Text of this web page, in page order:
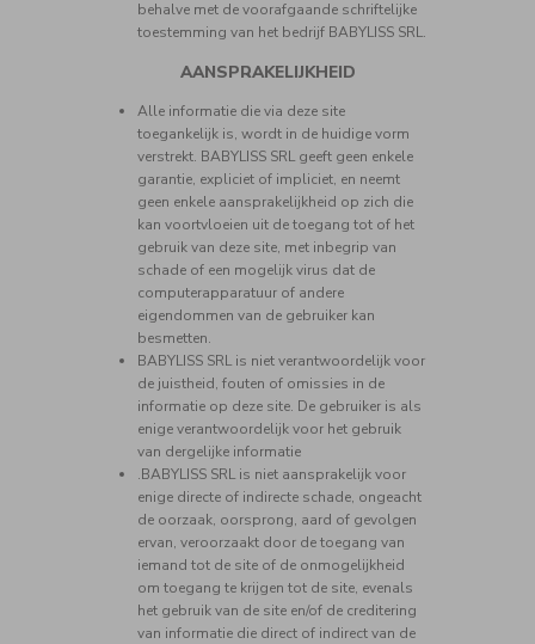
behalve met de voorafgaande schriftelijke
toestemming van het bedrijf BABYLISS SRL.
AANSPRAKELIJKHEID
Alle informatie die via deze site
toegankelijk is, wordt in de huidige vorm
verstrekt. BABYLISS SRL geeft geen enkele
garantie, expliciet of impliciet, en neemt
geen enkele aansprakelijkheid op zich die
kan voortvloeien uit de toegang tot of het
gebruik van deze site, met inbegrip van
schade of een mogelijk virus dat de
computerapparatuur of andere
eigendommen van de gebruiker kan
besmetten.
BABYLISS SRL is niet verantwoordelijk voor
de juistheid, fouten of omissies in de
informatie op deze site. De gebruiker is als
enige verantwoordelijk voor het gebruik
van dergelijke informatie
.BABYLISS SRL is niet aansprakelijk voor
enige directe of indirecte schade, ongeacht
de oorzaak, oorsprong, aard of gevolgen
ervan, veroorzaakt door de toegang van
iemand tot de site of de onmogelijkheid
om toegang te krijgen tot de site, evenals
het gebruik van de site en/of de creditering
van informatie die direct of indirect van de